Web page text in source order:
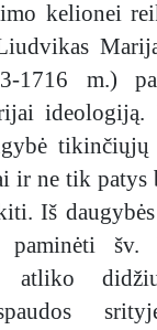
kelionei
1716 m.)
tikinčiųjų
ir ne tik patys
Iš
šv.